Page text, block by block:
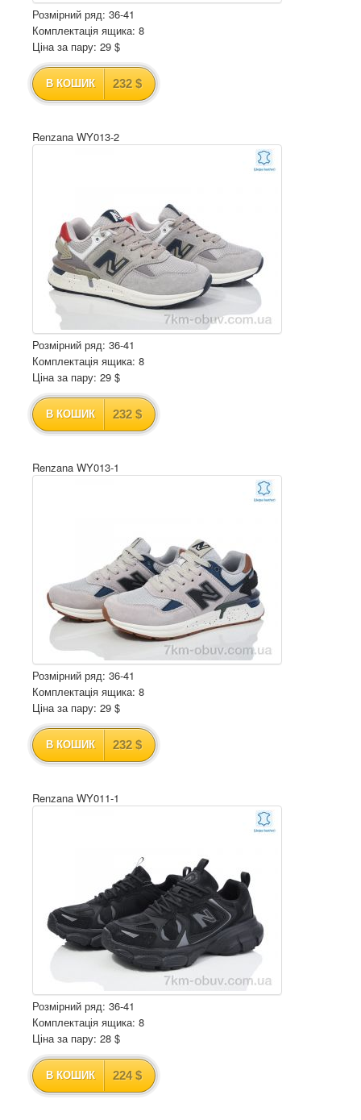
Розмірний ряд: 36-41
Комплектація ящика: 8
Ціна за пару: 29 $
В КОШИК 232 $
Renzana WY013-2
Розмірний ряд: 36-41
Комплектація ящика: 8
Ціна за пару: 29 $
В КОШИК 232 $
Renzana WY013-1
Розмірний ряд: 36-41
Комплектація ящика: 8
Ціна за пару: 29 $
В КОШИК 232 $
Renzana WY011-1
Розмірний ряд: 36-41
Комплектація ящика: 8
Ціна за пару: 28 $
В КОШИК 224 $